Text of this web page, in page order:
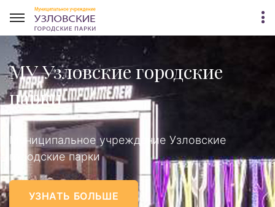
Узловские
МУ Узловские городские
парки
Муниципальное учреждение Узловские
городские парки
УЗНАТЬ БОЛЬШЕ
Муниципальное
городские парки